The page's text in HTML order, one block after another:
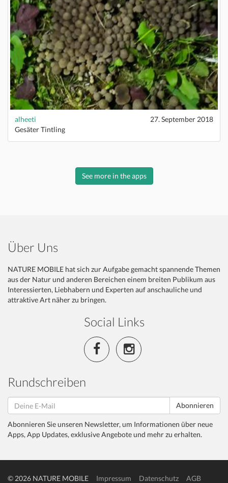
alheeti
27. September 2018
Gesäter Tintling
See more in the apps
Über Uns
NATURE MOBILE hat sich zur Aufgabe gemacht spannende Themen
aus der Natur und anderen Bereichen einem breiten Publikum aus
Interessierten, Liebhabern und Experten auf anschauliche und
attraktive Art näher zu bringen.
Social Links
Rundschreiben
Abonnieren
Abonnieren Sie unseren Newsletter, um Informationen über neue
Apps, App Updates, exklusive Angebote und mehr zu erhalten.
© 2026 NATURE MOBILE Impressum Datenschutz AGB